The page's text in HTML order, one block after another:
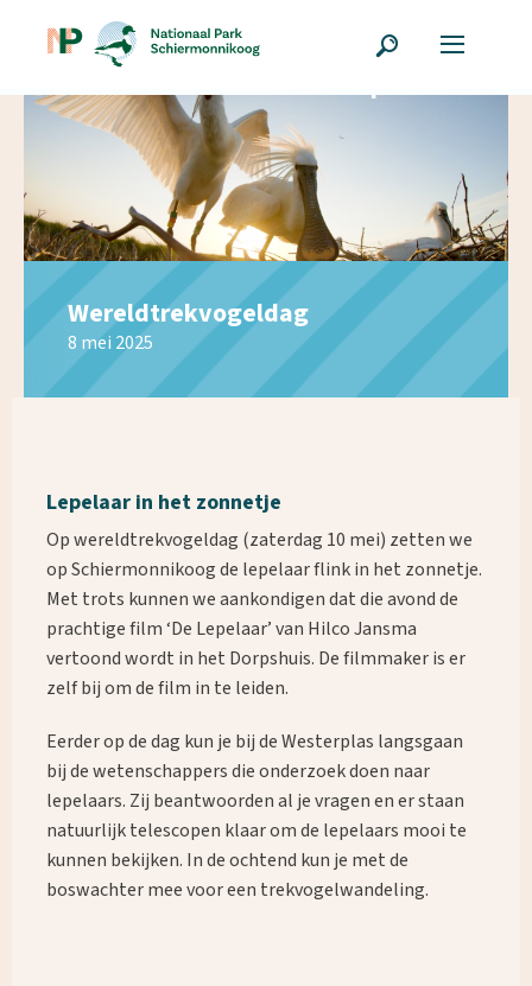
Wereldtrekvogeldag
8 mei 2025
Lepelaar in het zonnetje
Op wereldtrekvogeldag (zaterdag 10 mei) zetten we
op Schiermonnikoog de lepelaar flink in het zonnetje.
Met trots kunnen we aankondigen dat die avond de
prachtige film ‘De Lepelaar’ van Hilco Jansma
vertoond wordt in het Dorpshuis. De filmmaker is er
zelf bij om de film in te leiden.
Eerder op de dag kun je bij de Westerplas langsgaan
bij de wetenschappers die onderzoek doen naar
lepelaars. Zij beantwoorden al je vragen en er staan
natuurlijk telescopen klaar om de lepelaars mooi te
kunnen bekijken. In de ochtend kun je met de
boswachter mee voor een trekvogelwandeling.